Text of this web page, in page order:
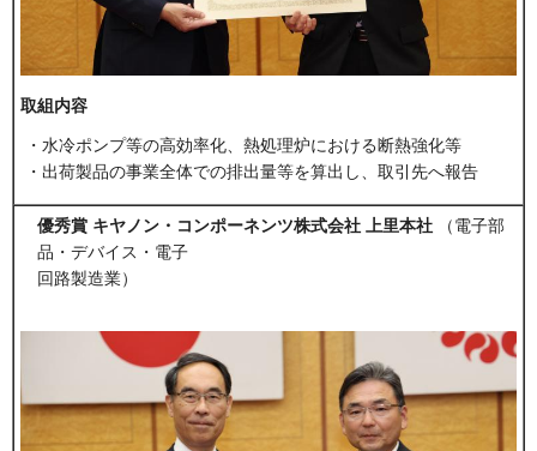
取組内容
・水冷ポンプ等の高効率化、熱処理炉における断熱強化等
・出荷製品の事業全体での排出量等を算出し、取引先へ報告
優秀賞 キヤノン・コンポーネンツ株式会社 上里本社
（電子部
品・デバイス・電子
回路製造業）